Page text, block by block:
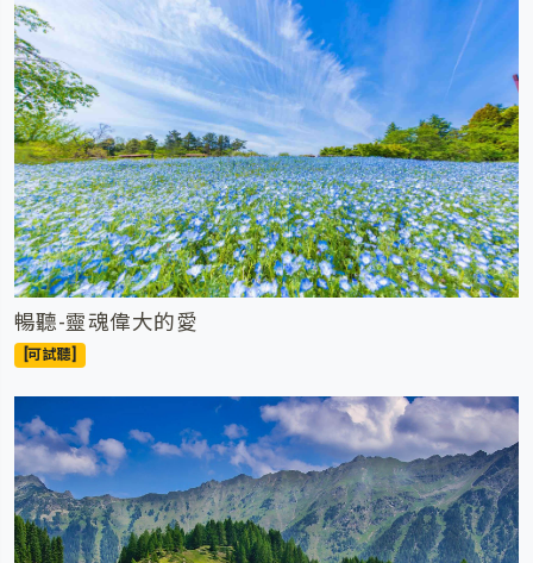
暢聽-靈魂偉大的愛
[可試聽]